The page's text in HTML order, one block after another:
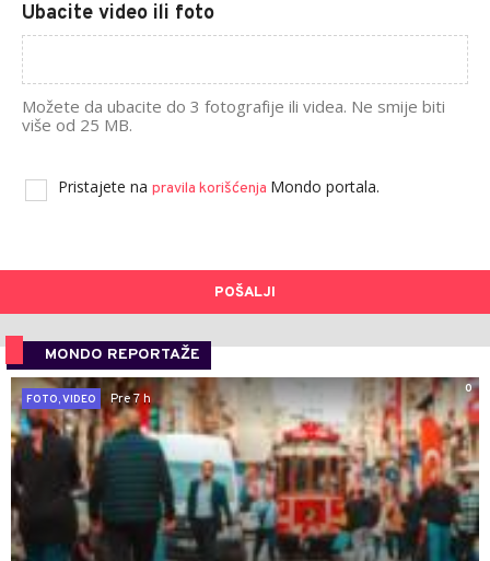
Ubacite video ili foto
Možete da ubacite do 3 fotografije ili videa. Ne smije biti
više od 25 MB.
Pristajete na pravila korišćenja Mondo portala.
POŠALJI
MONDO REPORTAŽE
0
FOTO, VIDEO
Pre 7 h